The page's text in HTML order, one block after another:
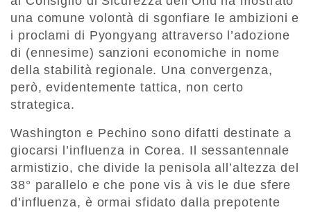
una comune volontà di sgonfiare le ambizioni e
i proclami di Pyongyang attraverso l’adozione
di (ennesime) sanzioni economiche in nome
della stabilità regionale. Una convergenza,
però, evidentemente tattica, non certo
strategica.
Washington e Pechino sono difatti destinate a
giocarsi l’influenza in Corea. Il sessantennale
armistizio, che divide la penisola all’altezza del
38° parallelo e che pone vis à vis le due sfere
d’influenza, è ormai sfidato dalla prepotente